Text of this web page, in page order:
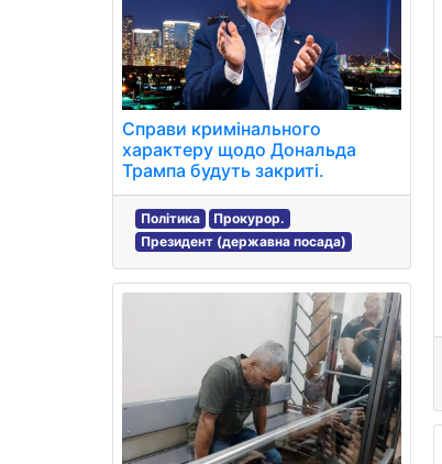
Справи кримінального
характеру щодо Дональда
Трампа будуть закриті.
Політика
Прокурор.
Президент (державна посада)